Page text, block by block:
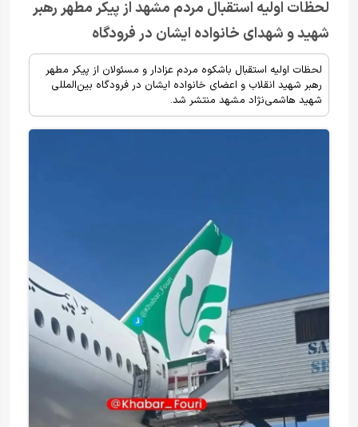
لحظات اولیه استقبال مردم مشهد از پیکر مطهر رهبر
شهید و شهدای خانواده ایشان در فرودگاه
لحظات اولیه استقبال باشکوه مردم عزادار و مسئولان از پیکر مطهر
رهبر شهید انقلاب و اعضای خانواده ایشان در فرودگاه بین‌المللی
شهید هاشمی‌نژاد مشهد منتشر شد.